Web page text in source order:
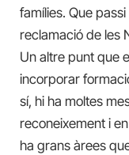
famílies. Que
reclamació de les
Un altre punt que
incorporar
sí, hi ha moltes
reconeixement i
ha grans àrees